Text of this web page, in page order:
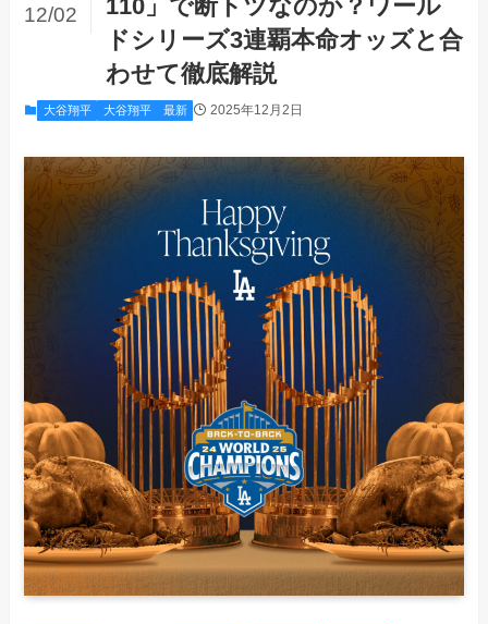
110」で断トツなのか？ワール
ドシリーズ3連覇本命オッズと合
わせて徹底解説
12/02
大谷翔平 大谷翔平 最新 2025年12月2日